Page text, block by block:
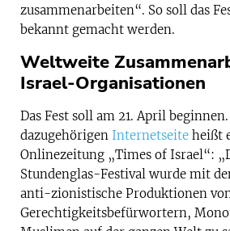
zusammenarbeiten“. So soll das
bekannt gemacht werden.
Weltweite
Israel-Organisationen
Das Fest soll am 21. April
dazugehörigen Internetseite heißt
Onlinezeitung „Times of Israel“:
Stundenglas-Festival wurde mit
anti-zionistische Produktionen
Gerechtigkeitsbefürwortern,